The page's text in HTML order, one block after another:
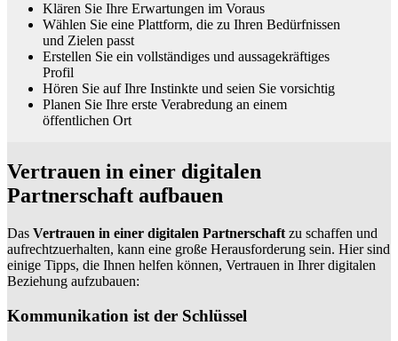
Klären Sie Ihre Erwartungen im Voraus
Wählen Sie eine Plattform, die zu Ihren Bedürfnissen
und Zielen passt
Erstellen Sie ein vollständiges und aussagekräftiges
Profil
Hören Sie auf Ihre Instinkte und seien Sie vorsichtig
Planen Sie Ihre erste Verabredung an einem
öffentlichen Ort
Vertrauen in einer digitalen
Partnerschaft aufbauen
Das Vertrauen in einer digitalen Partnerschaft zu schaffen und
aufrechtzuerhalten, kann eine große Herausforderung sein. Hier sind
einige Tipps, die Ihnen helfen können, Vertrauen in Ihrer digitalen
Beziehung aufzubauen:
Kommunikation ist der Schlüssel